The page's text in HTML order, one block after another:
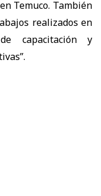
Temuco. También
realizados en
capacitación y